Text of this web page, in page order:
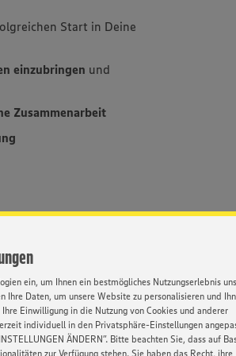
ein, um Ihnen ein bestmögliches Nutzungserlebnis
Ihre Daten, um unsere Website zu personalisieren und
Einwilligung in die Nutzung von Cookies und anderer
individuell in den Privatsphäre-Einstellungen
ÄNDERN”. Bitte beachten Sie, dass auf
zur Verfügung stehen. Sie haben das Recht, ihre
Start in Deine
einzubringen und
Zusammenarbeit
in den Tag
mitzugestalten